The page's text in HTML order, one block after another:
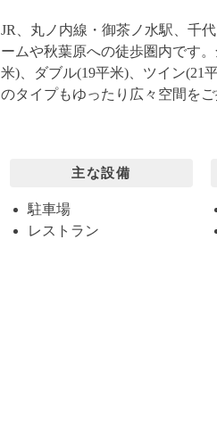
JR、丸ノ内線・御茶ノ水駅、千
ームや秋葉原への徒歩圏内です
米)、ダブル(19平米)、ツイン(21
のタイプもゆったり広々空間をご
主な設備
駐車場
レストラン